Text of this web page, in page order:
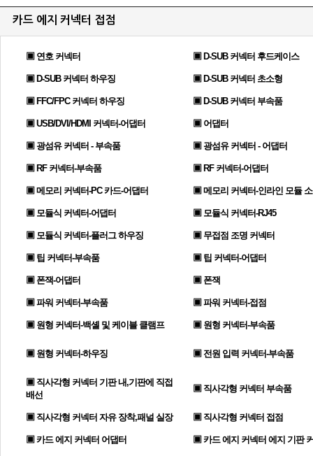
카드 에지 커넥터 접점
▣ 연호 커넥터 ▣ D-SUB 커넥터 후드케이스
▣ D-SUB 커넥터 하우징 ▣ D-SUB 커넥터 초소형
▣ FFC/FPC 커넥터 하우징 ▣ D-SUB 커넥터 부속품
▣ USB/DVI/HDMI 커넥터-어댑터 ▣ 어댑터
▣ 광섬유 커넥터 - 부속품 ▣ 광섬유 커넥터 - 어댑터
▣ RF 커넥터-부속품 ▣ RF 커넥터-어댑터
▣ 메모리 커넥터-PC 카드-어댑터 ▣ 메모리 커넥터-인라인 모듈
▣ 모듈식 커넥터-어댑터 ▣ 모듈식 커넥터-RJ45
▣ 모듈식 커넥터-플러그 하우징 ▣ 무접점 조명 커넥터
▣ 팁 커넥터-부속품 ▣ 팁 커넥터-어댑터
▣ 폰잭-어댑터 ▣ 폰잭
▣ 파워 커넥터-부속품 ▣ 파워 커넥터-접점
▣ 원형 커넥터-백셸 및 케이블 클램프 ▣ 원형 커넥터-부속품
▣ 원형 커넥터-하우징 ▣ 전원 입력 커넥터-부속품
▣ 직사각형 커넥터 기판 내,기판에 직접
배선
▣ 직사각형 커넥터 부속품
▣ 직사각형 커넥터 자유 장착,패널 실장 ▣ 직사각형 커넥터 접점
▣ 카드 에지 커넥터 어댑터 ▣ 카드 에지 커넥터 에지 기판